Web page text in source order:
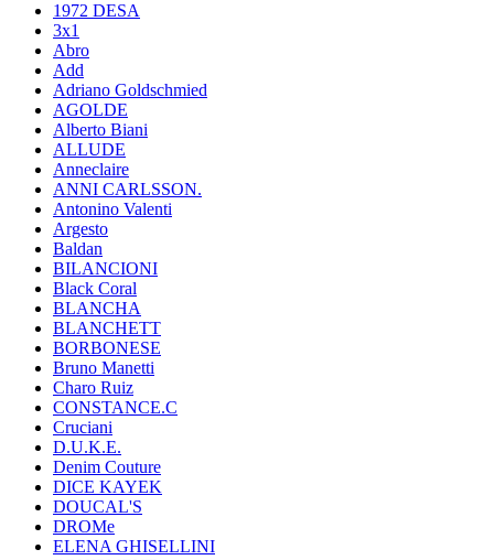
1972 DESA
3x1
Abro
Add
Adriano Goldschmied
AGOLDE
Alberto Biani
ALLUDE
Anneclaire
ANNI CARLSSON.
Antonino Valenti
Argesto
Baldan
BILANCIONI
Black Coral
BLANCHA
BLANCHETT
BORBONESE
Bruno Manetti
Charo Ruiz
CONSTANCE.C
Cruciani
D.U.K.E.
Denim Couture
DICE KAYEK
DOUCAL'S
DROMe
ELENA GHISELLINI